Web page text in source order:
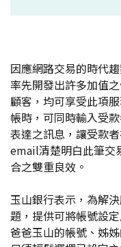
因應網路交易的時代
率先開發出許多加值
顧客，均可享受此項
帳時，可同時輸入受
表達之訊息，讓受款
email清楚明白此筆交
合之雙重良效。
玉山銀行表示，為解
題，提供可將帳號設
爸爸玉山的帳號、姊